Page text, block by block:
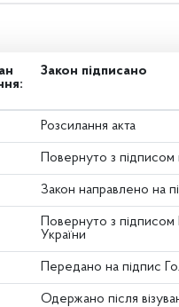
Закон підписано
Розсилання акта
Повернуто з
Закон направлено на
Повернуто з
України
Передано на підпис
Одержано після